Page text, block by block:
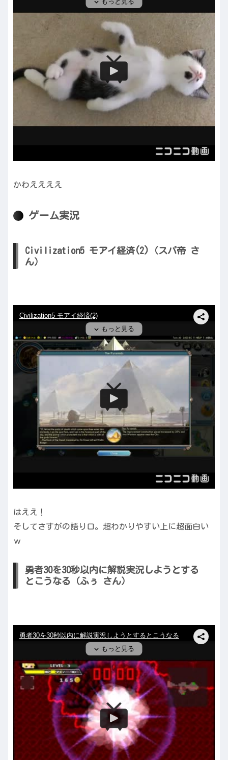
かわええええ
ゲーム実況
Civilization5 モアイ経済(2)（スパ帝 さ
ん）
はええ！
そしてさすがの語り口。超わかりやすい上に超面白い
ｗ
勇者30を30秒以内に解説実況しようとする
とこうなる（ふぅ さん）